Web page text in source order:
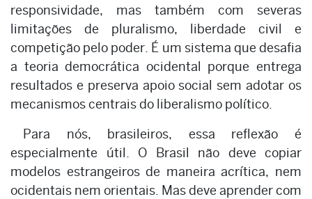
responsividade, mas também com severas
limitações de pluralismo, liberdade civil e
competição pelo poder. É um sistema que desafia
a teoria democrática ocidental porque entrega
resultados e preserva apoio social sem adotar os
mecanismos centrais do liberalismo político.
Para nós, brasileiros, essa reflexão é
especialmente útil. O Brasil não deve copiar
modelos estrangeiros de maneira acrítica, nem
ocidentais nem orientais. Mas deve aprender com